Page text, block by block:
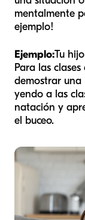
mentalmente
ejemplo!
Ejemplo:Tu
Para las
demostrar una
yendo a las
natación y
el buceo.